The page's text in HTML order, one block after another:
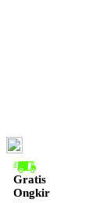
Gratis
Ongkir